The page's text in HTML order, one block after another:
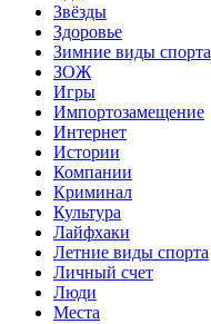
Звёзды
Здоровье
Зимние виды спорта
ЗОЖ
Игры
Импортозамещение
Интернет
Истории
Компании
Криминал
Культура
Лайфхаки
Летние виды спорта
Личный счет
Люди
Места